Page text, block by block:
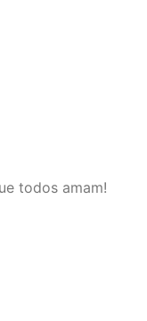
todos amam!